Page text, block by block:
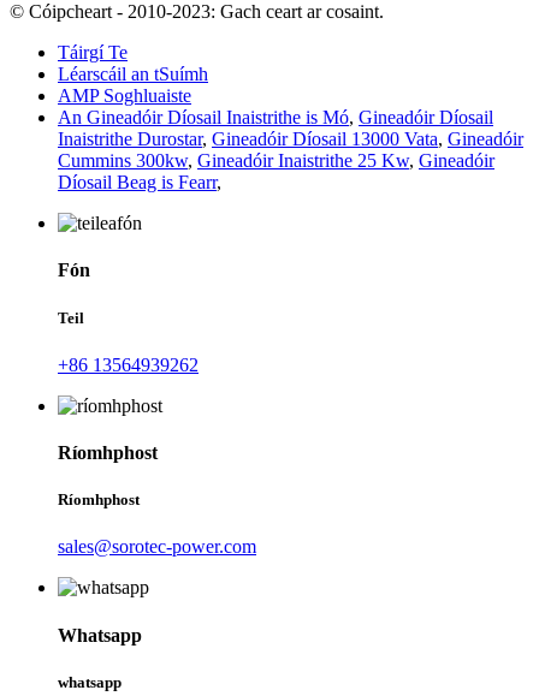
© Cóipcheart - 2010-2023: Gach ceart ar cosaint.
Táirgí Te
Léarscáil an tSuímh
AMP Soghluaiste
An Gineadóir Díosail Inaistrithe is Mó, Gineadóir Díosail
Inaistrithe Durostar, Gineadóir Díosail 13000 Vata, Gineadóir
Cummins 300kw, Gineadóir Inaistrithe 25 Kw, Gineadóir
Díosail Beag is Fearr,
Fón
Teil
+86 13564939262
Ríomhphost
Ríomhphost
sales@sorotec-power.com
Whatsapp
whatsapp